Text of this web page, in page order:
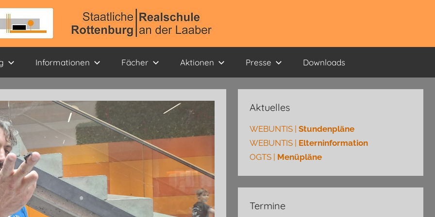
Informationen Fächer Aktionen Presse Downloads
Aktuelles
WEBUNTIS |Stundenpläne
WEBUNTIS | Elterninformation
OGTS | Menüpläne
Termine